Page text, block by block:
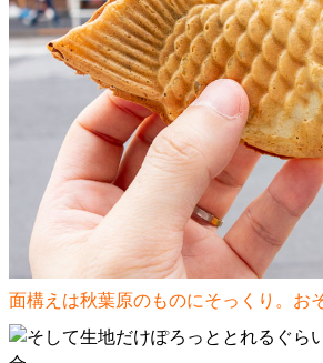
面構えは秋葉原のものにそっくり。お